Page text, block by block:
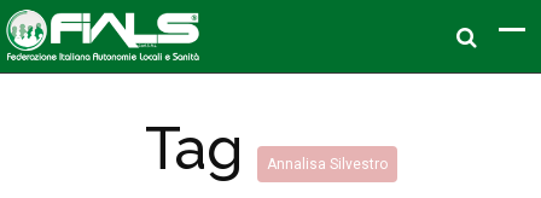
Tag Annalisa Silvestro